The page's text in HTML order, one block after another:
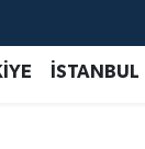
İSTANBUL